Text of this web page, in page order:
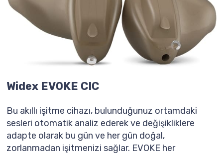
Widex EVOKE CIC
Bu akıllı işitme cihazı, bulunduğunuz ortamdaki
sesleri otomatik analiz ederek ve değişikliklere
adapte olarak bu gün ve her gün doğal,
zorlanmadan işitmenizi sağlar. EVOKE her